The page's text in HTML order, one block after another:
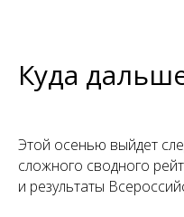
Куда
Этой осенью выйдет
сложного сводного
и результаты